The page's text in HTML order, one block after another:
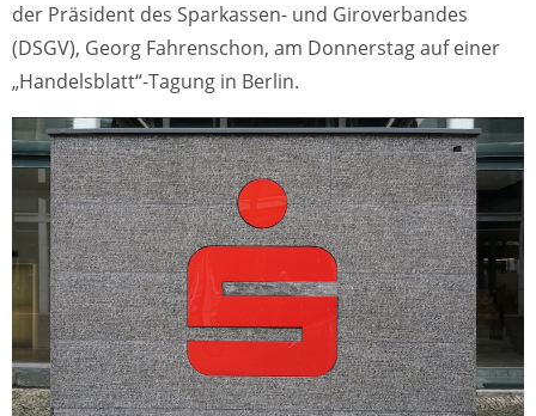
der Präsident des Sparkassen- und Giroverbandes
(DSGV), Georg Fahrenschon, am Donnerstag auf einer
„Handelsblatt“-Tagung in Berlin.